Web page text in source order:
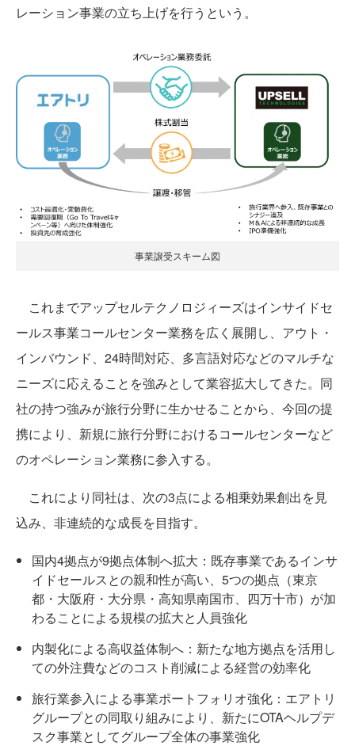
レーション事業の立ち上げを行うという。
事業譲受スキーム図
これまでアップセルテクノロジィーズはインサイドセ
ールス事業コールセンター業務を広く展開し、アウト・
インバウンド、24時間対応、多言語対応などのマルチな
ニーズに応えることを強みとして業容拡大してきた。同
社の持つ強みが旅行分野に生かせることから、今回の提
携により、新規に旅行分野におけるコールセンターなど
のオペレーション業務に参入する。
これにより同社は、次の3点による相乗効果創出を見
込み、非連続的な成⻑を目指す。
国内4拠点が9拠点体制へ拡大：既存事業であるインサ
イドセールスとの親和性が高い、5つの拠点（東京
都・大阪府・大分県・高知県南国市、四万十市）が加
わることによる規模の拡大と人員強化
内製化による高収益体制へ：新たな地方拠点を活用し
ての外注費などのコスト削減による経営の効率化
旅行業参入による事業ポートフォリオ強化：エアトリ
グループとの同取り組みにより、新たにOTAヘルプデ
スク事業としてグループ全体の事業強化